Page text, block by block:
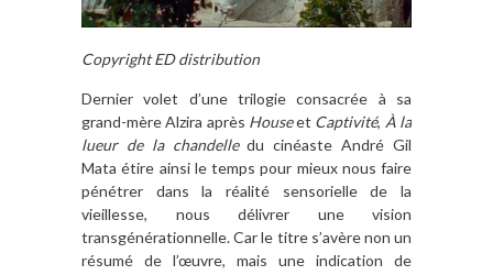
Copyright ED distribution
Dernier volet d’une trilogie consacrée à sa
grand-mère Alzira après Houseet Captivité, À la
lueur de la chandelledu cinéaste André Gil
Mata étire ainsi le temps pour mieux nous faire
pénétrer dans la réalité sensorielle de la
vieillesse, nous délivrer une vision
transgénérationnelle. Car le titre s’avère non un
résumé de l’œuvre, mais une indication de